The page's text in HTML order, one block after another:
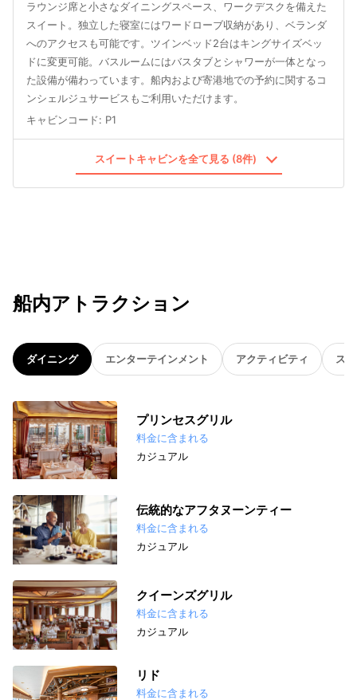
ラウンジ席と小さなダイニングスペース、ワークデスクを備えた
スイート。独立した寝室にはワードローブ収納があり、ベランダ
へのアクセスも可能です。ツインベッド2台はキングサイズベッ
ドに変更可能。バスルームにはバスタブとシャワーが一体となっ
た設備が備わっています。船内および寄港地での予約に関するコ
ンシェルジュサービスもご利用いただけます。
キャビンコード: P1
スイートキャビンを全て見る (8件)
船内アトラクション
ダイニング エンターテインメント アクティビティ ス
プリンセスグリル
料金に含まれる
カジュアル
伝統的なアフタヌーンティー
料金に含まれる
カジュアル
クイーンズグリル
料金に含まれる
カジュアル
リド
料金に含まれる